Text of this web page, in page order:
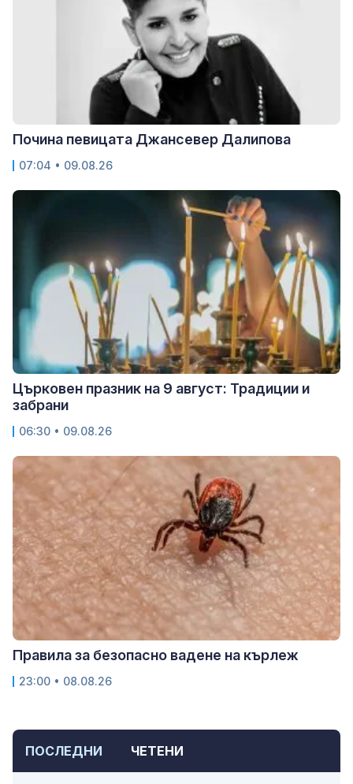
ПОСЛЕДНИ ЧЕТЕНИ
Почина певицата Джансевер Далипова
07:04 • 09.08.26
Църковен празник на 9 август: Традиции и
забрани
06:30 • 09.08.26
Правила за безопасно вадене на кърлеж
23:00 • 08.08.26